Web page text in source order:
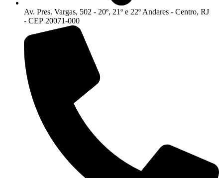
Av. Pres. Vargas, 502 - 20º, 21º e 22º Andares - Centro, RJ
- CEP 20071-000